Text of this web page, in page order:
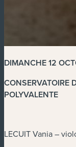
DIMANCHE 12
CONSERVATOIRE
POLYVALENTE
LECUIT Vania –